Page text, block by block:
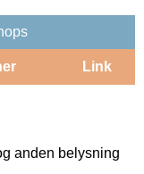
Link
anden belysning